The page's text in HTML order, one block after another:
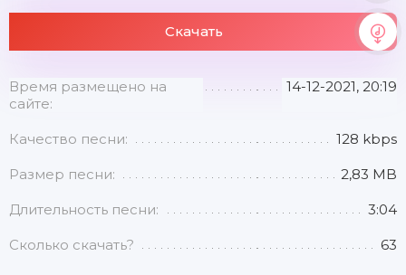
Скачать
Время размещено на
сайте:
14-12-2021, 20:19
Качество песни: 128 kbps
Размер песни: 2,83 MB
Длительность песни: 3:04
Сколько скачать? 63